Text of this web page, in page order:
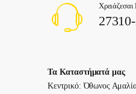
Τα Καταστήματά μας
Κεντρικό: Όθωνος